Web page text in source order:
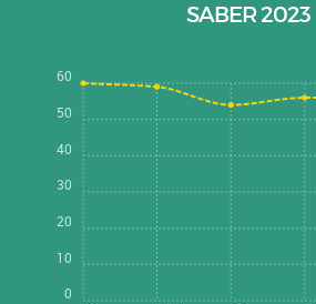
SABER 2023
0
10
20
30
40
50
60